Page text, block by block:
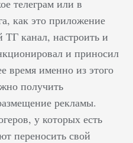
телеграм или в
как это приложение
ТГ канал, настроить и
и приносил
время именно из этого
получить
рекламы.
у которых есть
переносить свой